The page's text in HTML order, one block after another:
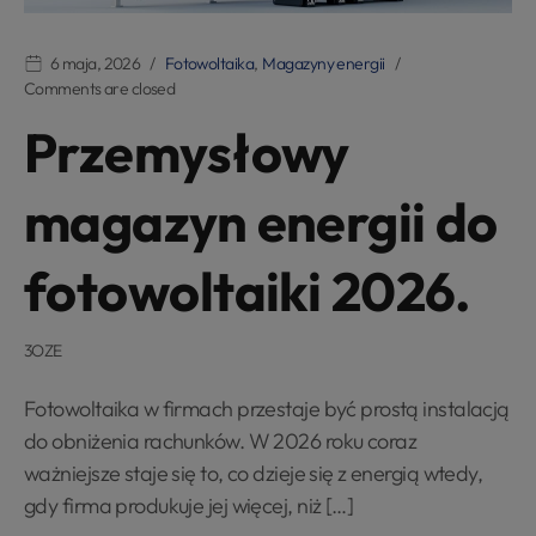
6 maja, 2026 Fotowoltaika, Magazyny energii
Comments are closed
Przemysłowy
magazyn energii do
fotowoltaiki 2026.
3OZE
Fotowoltaika w firmach przestaje być prostą instalacją
do obniżenia rachunków. W 2026 roku coraz
ważniejsze staje się to, co dzieje się z energią wtedy,
gdy firma produkuje jej więcej, niż […]